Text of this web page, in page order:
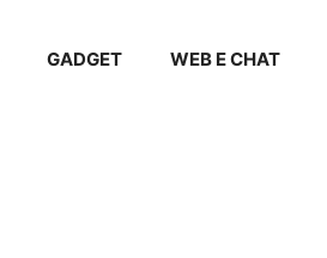
GADGET WEB E CHAT